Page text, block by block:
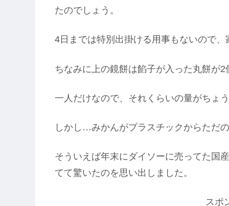
たのでしょう。
4日までは特別出掛ける用事もないので、
ちなみに上の鏡餅は餡子が入った丸餅が
一人だけなので、それくらいの量がちょ
しかし…みかんがプラスチックからただ
そういえば年末にダイソーに売ってた国
てて驚いたのを思い出しました。
スポ